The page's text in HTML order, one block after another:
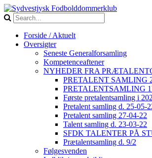
Forside / Aktuelt
Oversigter
Seneste Generalforsamling
Kompetenceaftener
NYHEDER FRA
PRETALENT SAMLING
PRETALENTSAMLING
Første pretalentsamling i
Pretalent samling d. 25-05-
Pretalent samling 27-04-22
Talent samling d. 23-03-22
SFDK TALENTER PÅ
Prætalentsamling d. 9/2
Følgesvenden